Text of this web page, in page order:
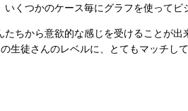
くつかのケース毎にグラフを使ってビ
ちから意欲的な感じを受けることが出
生徒さんのレベルに、とてもマッチして